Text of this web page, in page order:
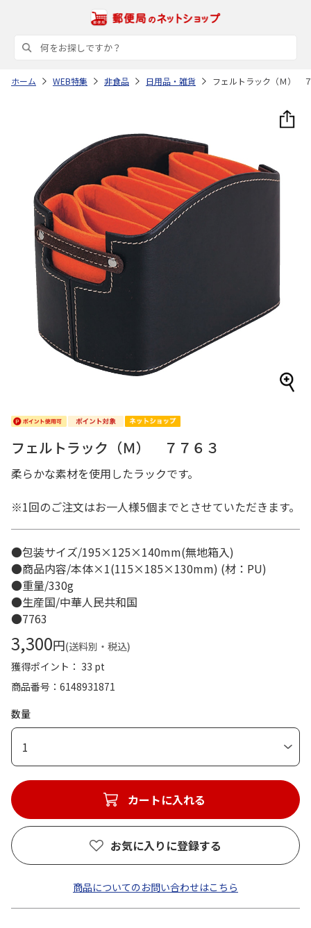
ホーム WEB特集 非食品 日用品・雑貨 フェルトラック（Ｍ）
フェルトラック（Ｍ） ７７６３
柔らかな素材を使用したラックです。
※1回のご注文はお一人様5個までとさせていただきます。
●包装サイズ/195×125×140mm(無地箱入)
●商品内容/本体×1(115×185×130mm) (材：PU)
●重量/330g
●生産国/中華人民共和国
●7763
3,300円(送料別・税込)
獲得ポイント： 33 pt
商品番号
6148931871
数量
1
カートに入れる
お気に入りに登録する
商品についてのお問い合わせはこちら